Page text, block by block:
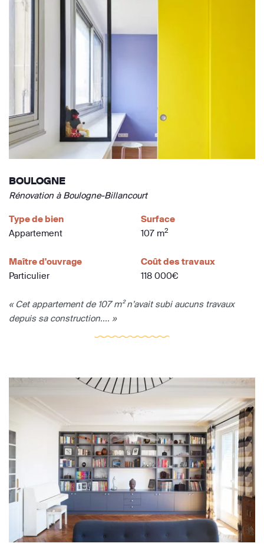
BOULOGNE
Rénovation à Boulogne-Billancourt
Type de bien
Appartement
Surface
107 m2
Maître d'ouvrage
Particulier
Coût des travaux
118 000€
« Cet appartement de 107 m² n’avait subi aucuns travaux
depuis sa construction.... »